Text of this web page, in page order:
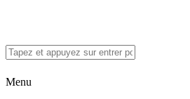
Menu